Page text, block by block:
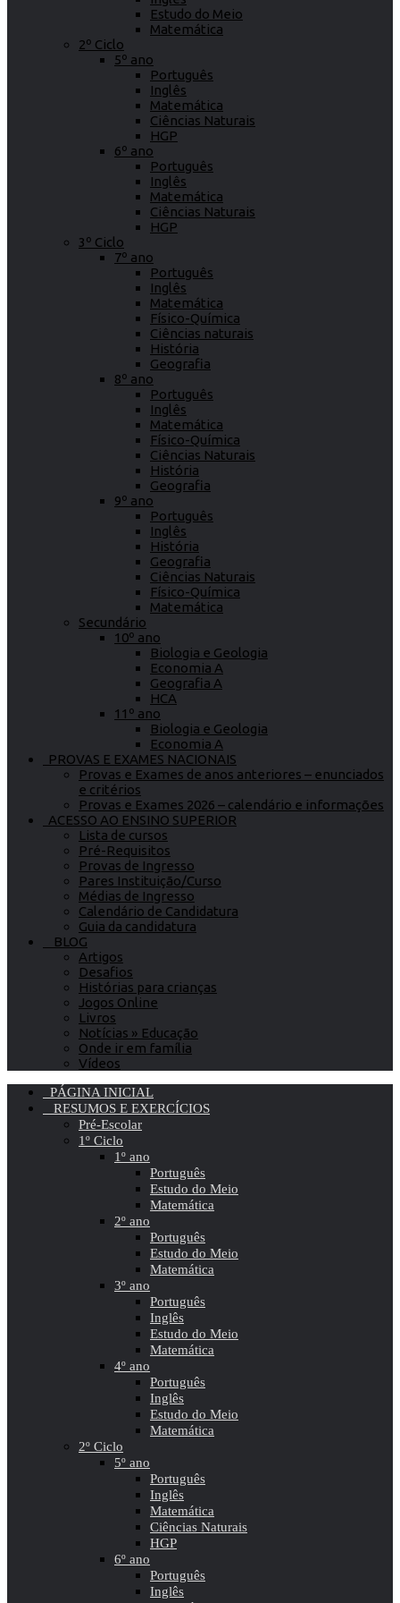
Estudo do Meio
Matemática
2º Ciclo
5º ano
Português
Inglês
Matemática
Ciências Naturais
HGP
6º ano
Português
Inglês
Matemática
Ciências Naturais
HGP
3º Ciclo
7º ano
Português
Inglês
Matemática
Físico-Química
Ciências naturais
História
Geografia
8º ano
Português
Inglês
Matemática
Físico-Química
Ciências Naturais
História
Geografia
9º ano
Português
Inglês
História
Geografia
Ciências Naturais
Físico-Química
Matemática
Secundário
10º ano
Biologia e Geologia
Economia A
Geografia A
HCA
11º ano
Biologia e Geologia
Economia A
PROVAS E EXAMES NACIONAIS
Provas e Exames de anos anteriores – enunciados
e critérios
Provas e Exames 2026 – calendário e informações
ACESSO AO ENSINO SUPERIOR
Lista de cursos
Pré-Requisitos
Provas de Ingresso
Pares Instituição/Curso
Médias de Ingresso
Calendário de Candidatura
Guia da candidatura
BLOG
Artigos
Desafios
Histórias para crianças
Jogos Online
Livros
Notícias » Educação
Onde ir em família
Vídeos
PÁGINA INICIAL
RESUMOS E EXERCÍCIOS
Pré-Escolar
1º Ciclo
1º ano
Português
Estudo do Meio
Matemática
2º ano
Português
Estudo do Meio
Matemática
3º ano
Português
Inglês
Estudo do Meio
Matemática
4º ano
Português
Inglês
Estudo do Meio
Matemática
2º Ciclo
5º ano
Português
Inglês
Matemática
Ciências Naturais
HGP
6º ano
Português
Inglês